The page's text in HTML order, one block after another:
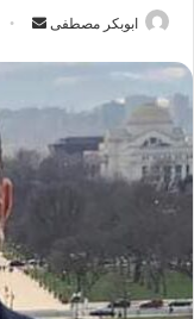
ابوبكر مصطفى
ل
ر
ا
إ
ل